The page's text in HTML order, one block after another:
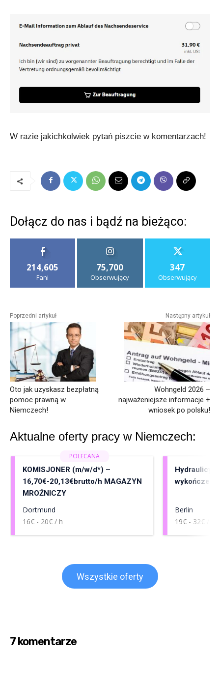
W razie jakichkolwiek pytań piszcie w komentarzach!
Dołącz do nas i bądź na bieżąco:
214,605
Fani
75,700
Obserwujący
347
Obserwujący
Poprzedni artykuł
Oto jak uzyskasz bezpłatną
pomoc prawną w
Niemczech!
Następny artykuł
Wohngeld 2026 –
najważeniejsze informacje +
wniosek po polsku!
Aktualne oferty pracy w Niemczech:
KOMISJONER (m/w/d*) –
16,70€-20,13€brutto/h MAGAZYN
MROŹNICZY
Dortmund
16€ - 20€ / h
Hydraulicy,
Berlin
19€ - 32€ / h
Wszystkie oferty
7 komentarze